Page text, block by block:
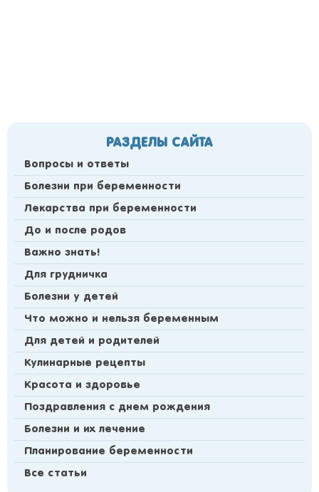
РАЗДЕЛЫ САЙТА
Вопросы и ответы
Болезни при беременности
Лекарства при беременности
До и после родов
Важно знать!
Для грудничка
Болезни у детей
Что можно и нельзя беременным
Для детей и родителей
Кулинарные рецепты
Красота и здоровье
Поздравления с днем рождения
Болезни и их лечение
Планирование беременности
Все статьи